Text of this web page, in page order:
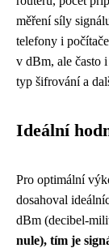
měření síly
telefony i
v dBm, ale často
typ šifrování a
Ideální
Pro optimální
dosahoval
dBm (decibel-
nule), tím je